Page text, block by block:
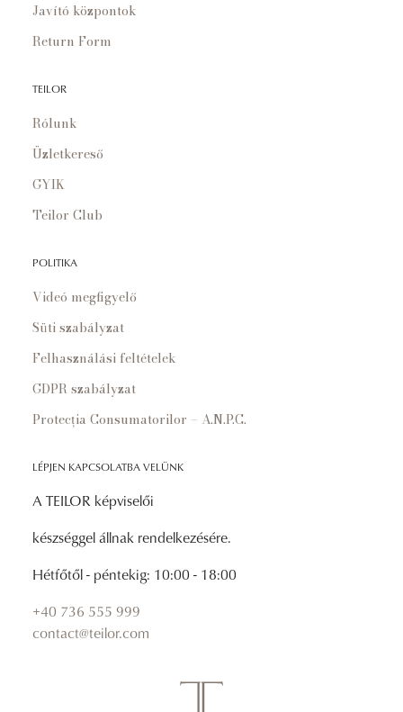
Javító központok
Return Form
TEILOR
Rólunk
Üzletkereső
GYIK
Teilor Club
POLITIKA
Videó megfigyelő
Süti szabályzat
Felhasználási feltételek
GDPR szabályzat
Protecția Consumatorilor – A.N.P.C.
LÉPJEN KAPCSOLATBA VELÜNK
A TEILOR képviselői
készséggel állnak rendelkezésére.
Hétfőtől - péntekig: 10:00 - 18:00
+40 736 555 999
contact@teilor.com